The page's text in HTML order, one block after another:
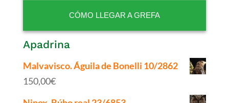
CÓMO LLEGAR A GREFA
Apadrina
Malvavisco. Águila de Bonelli 10/2862
150,00€